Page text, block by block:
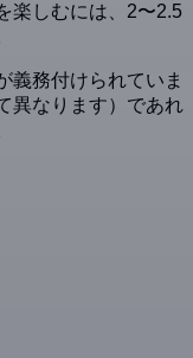
楽しむには、2〜2.5
義務付けられていま
異なります）であれ